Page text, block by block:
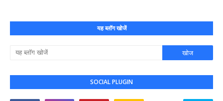
यह ब्लॉग खोजें
SOCIAL PLUGIN